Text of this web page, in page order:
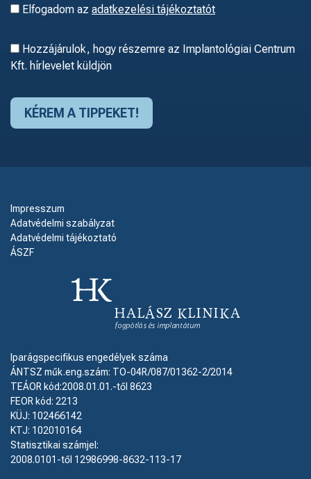
Elfogadom az adatkezelési tájékoztatót
Hozzájárulok, hogy részemre az Implantológiai Centrum
Kft. hírlevelet küldjön
Impresszum
Adatvédelmi szabályzat
Adatvédelmi tájékoztató
ÁSZF
Iparágspecifikus engedélyek száma
ÁNTSZ műk.eng.szám: TO-04R/087/01362-2/2014
TEÁOR kód:2008.01.01.-től 8623
FEOR kód: 2213
KÜJ: 102466142
KTJ: 102010164
Statisztikai számjel:
2008.0101-től 12986998-8632-113-17